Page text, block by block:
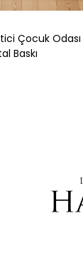
BLG3821